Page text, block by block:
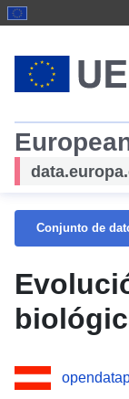
Conjunto de